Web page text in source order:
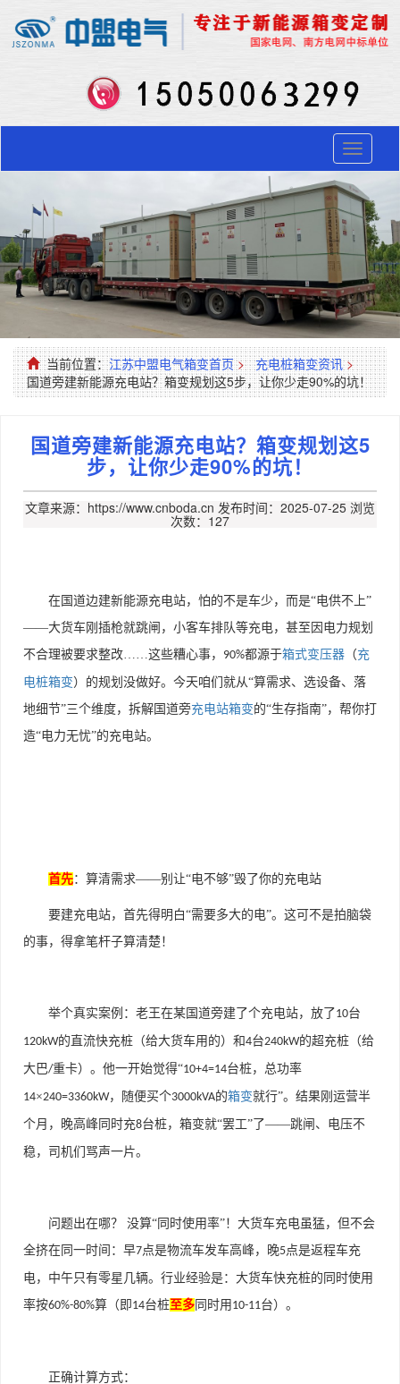
Toggle
当前位置：江苏中盟电气箱变首页 > 充电桩箱变资讯 >
国道旁建新能源充电站？箱变规划这5步，让你少走90%的坑！
国道旁建新能源充电站？箱变规划这5
步，让你少走90%的坑！
文章来源：https://www.cnboda.cn 发布时间：2025-07-25 浏览
次数：127
在国道边建新能源充电站，怕的不是车少，而是“电供不上”
——大货车刚插枪就跳闸，小客车排队等充电，甚至因电力规划
不合理被要求整改……这些糟心事， 90%都源于箱式变压器 （充
电桩箱变）的规划没做好。今天咱们就从“算需求、选设备、落
地细节”三个维度，拆解国道旁充电站箱变的“生存指南”，帮你打
造“电力无忧”的充电站。
首先：算清需求——别让“电不够”毁了你的充电站
要建充电站，首先得明白“需要多大的电”。这可不是拍脑袋
的事，得拿笔杆子算清楚！
举个真实案例：老王在某国道旁建了个充电站，放了10台
120kW的直流快充桩（给大货车用的）和4台240kW的超充桩（给
大巴/重卡）。他一开始觉得“10+4=14台桩，总功率
14×240=3360kW，随便买个3000kVA的箱变就行”。结果刚运营半
个月，晚高峰同时充8台桩，箱变就“罢工”了——跳闸、电压不
稳，司机们骂声一片。
问题出在哪？ 没算“同时使用率”！大货车充电虽猛，但不会
全挤在同一时间：早7点是物流车发车高峰，晚5点是返程车充
电，中午只有零星几辆。行业经验是：大货车快充桩的同时使用
率按60%-80%算（即14台桩至多 同时用 10-11台）。
正确计算方式：